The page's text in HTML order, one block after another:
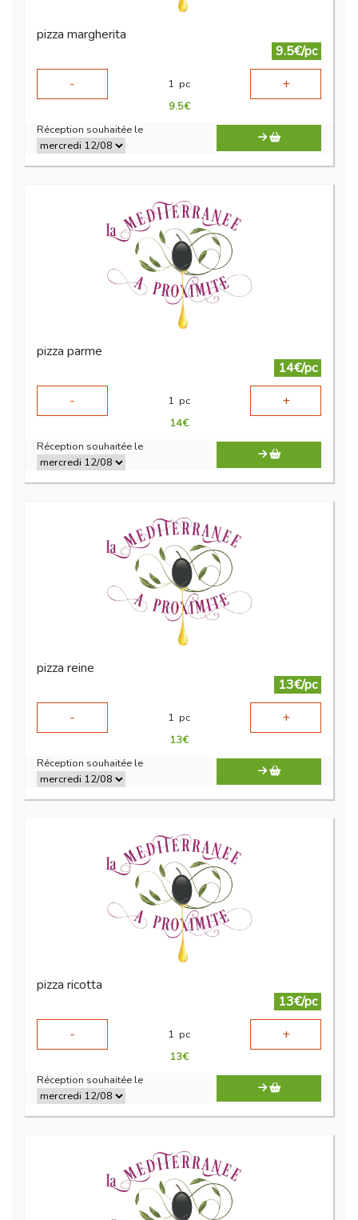
pizza margherita
9.5€/pc
-
1 pc +
9.5€
Réception souhaitée le
pizza parme
14€/pc
-
1 pc +
14€
Réception souhaitée le
pizza reine
13€/pc
-
1 pc +
13€
Réception souhaitée le
pizza ricotta
13€/pc
-
1 pc +
13€
Réception souhaitée le